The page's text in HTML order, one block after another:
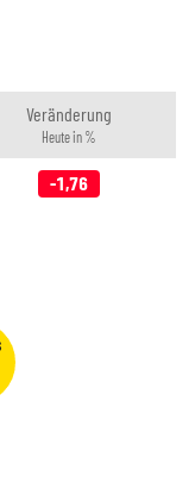
Veränderung
Heute in %
-1,76